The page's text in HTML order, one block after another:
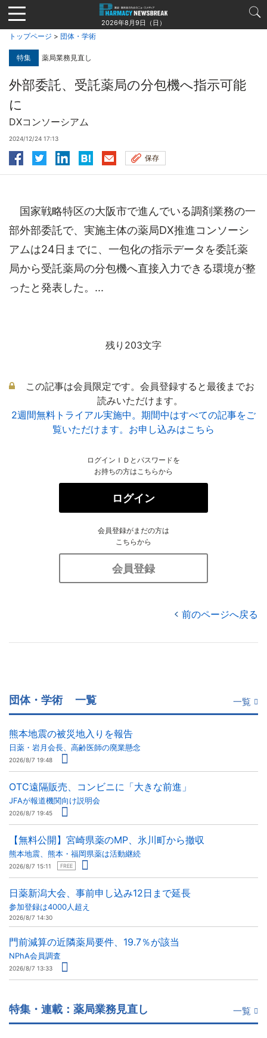
Jump
to
navigation
2026年8月9日（日）
トップページ > 団体・学術
特集 薬局業務見直し
外部委託、受託薬局の分包機へ指示可能
に
DXコンソーシアム
2024/12/24 17:13
保存
国家戦略特区の大阪市で進んでいる調剤業務の一
部外部委託で、実施主体の薬局DX推進コンソーシ
アムは24日までに、一包化の指示データを委託薬
局から受託薬局の分包機へ直接入力できる環境が整
ったと発表した。...
残り203文字
この記事は会員限定です。会員登録すると最後までお
読みいただけます。
2週間無料トライアル実施中。期間中はすべての記事をご
覧いただけます。お申し込みはこちら
ログインＩＤとパスワードを
お持ちの方はこちらから
ログイン
会員登録がまだの方は
こちらから
会員登録
前のページへ戻る
団体・学術 一覧 一覧
熊本地震の被災地入りを報告
日薬・岩月会長、高齢医師の廃業懸念
2026/8/7 19:48
OTC遠隔販売、コンビニに「大きな前進」
JFAが報道機関向け説明会
2026/8/7 19:45
【無料公開】宮崎県薬のMP、氷川町から撤収
熊本地震、熊本・福岡県薬は活動継続
2026/8/7 15:11 FREE
日薬新潟大会、事前申し込み12日まで延長
参加登録は4000人超え
2026/8/7 14:30
門前減算の近隣薬局要件、19.7％が該当
NPhA会員調査
2026/8/7 13:33
特集・連載：薬局業務見直し 一覧